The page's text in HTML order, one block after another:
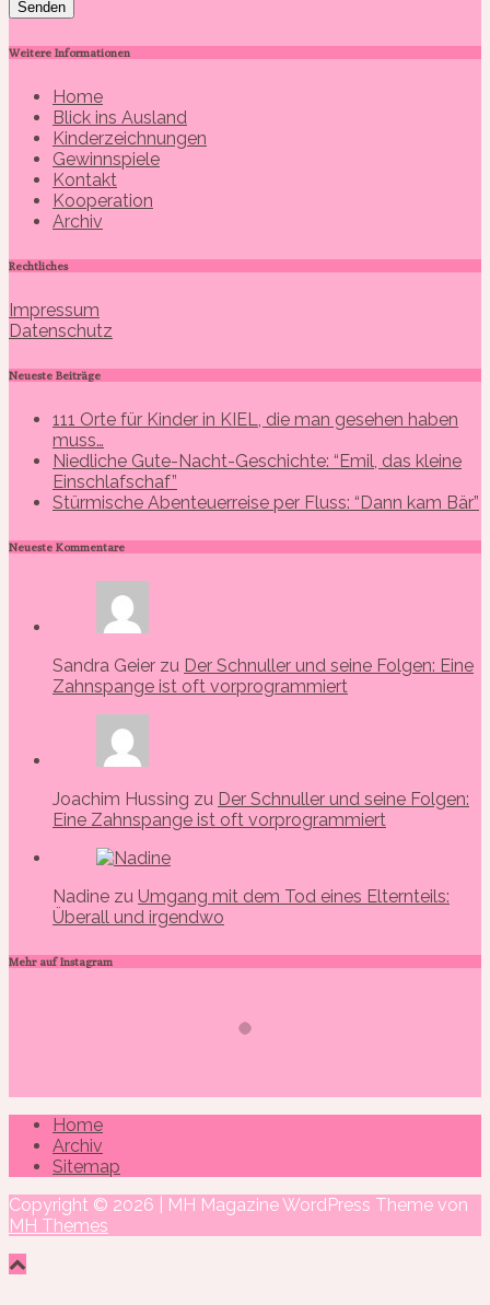
Senden
Weitere Informationen
Home
Blick ins Ausland
Kinderzeichnungen
Gewinnspiele
Kontakt
Kooperation
Archiv
Rechtliches
Impressum
Datenschutz
Neueste Beiträge
111 Orte für Kinder in KIEL, die man gesehen haben
muss…
Niedliche Gute-Nacht-Geschichte: “Emil, das kleine
Einschlafschaf”
Stürmische Abenteuerreise per Fluss: “Dann kam Bär”
Neueste Kommentare
Sandra Geier zu Der Schnuller und seine Folgen: Eine
Zahnspange ist oft vorprogrammiert
Joachim Hussing zu Der Schnuller und seine Folgen:
Eine Zahnspange ist oft vorprogrammiert
Nadine zu Umgang mit dem Tod eines Elternteils:
Überall und irgendwo
Mehr auf Instagram
Home
Archiv
Sitemap
Copyright © 2026 | MH Magazine WordPress Theme von
MH Themes